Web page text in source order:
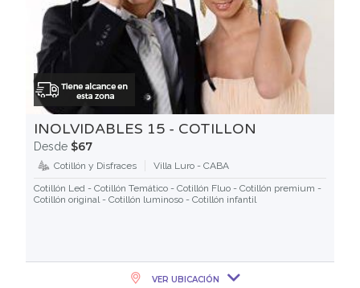
INOLVIDABLES 15 - COTILLON
Desde $67
Cotillón y Disfraces
Villa Luro - CABA
Cotillón Led - Cotillón Temático - Cotillón Fluo - Cotillón premium -
Cotillón original - Cotillón luminoso - Cotillón infantil
VER UBICACIÓN